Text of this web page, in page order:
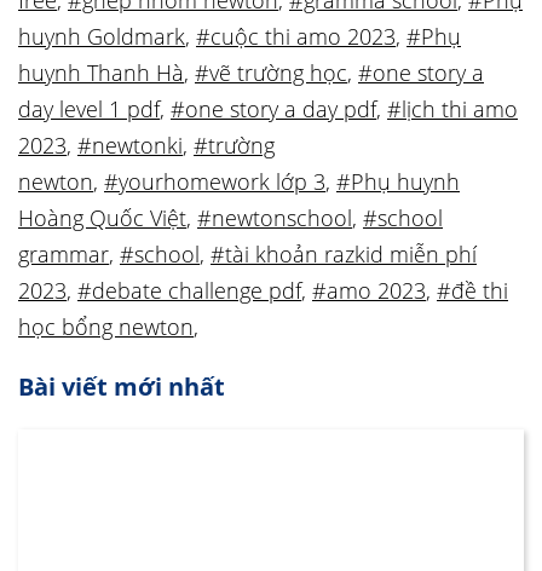
huynh Goldmark, #cuộc thi amo 2023, #Phụ
huynh Thanh Hà, #vẽ trường học, #one story a
day level 1 pdf, #one story a day pdf, #lịch thi amo
2023, #newtonki, #trường
newton, #yourhomework lớp 3, #Phụ huynh
Hoàng Quốc Việt, #newtonschool, #school
grammar, #school, #tài khoản razkid miễn phí
2023, #debate challenge pdf, #amo 2023, #đề thi
học bổng newton,
Bài viết mới nhất